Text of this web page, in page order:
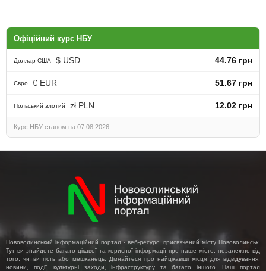
Офіційний курс НБУ
Доллар США $ USD 44.76 грн
Євро € EUR 51.67 грн
Польський злотий zł PLN 12.02 грн
Курс НБУ станом на 07.08.2026
Нововолинський інформаційний портал - веб-ресурс, присвячений місту Нововолинськ.
Тут ви знайдете багато цікавої та корисної інформації про наше місто, незалежно від
того, чи ви гість або мешканець. Дізнайтеся про найцікавіші місця для відвідування,
новини, події, культурні заходи, інфраструктуру та багато іншого. Наш портал